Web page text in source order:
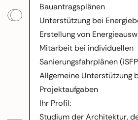
Bauantragsplänen
Unterstützung bei
Erstellung von
Mitarbeit bei individuellen
Sanierungsfahrplänen
Allgemeine Unterstützung
Projektaufgaben
Ihr Profil:
Studium der Architektur,